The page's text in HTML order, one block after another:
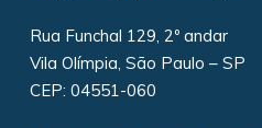
Rua Funchal 129, 2º andar
Vila Olímpia, São Paulo – SP
CEP: 04551-060